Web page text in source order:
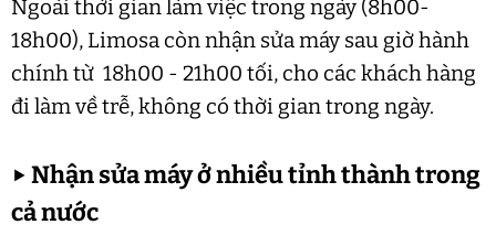
Ngoài thời gian làm việc trong ngày (8h00-
18h00), Limosa còn nhận sửa máy sau giờ hành
chính từ 18h00 - 21h00 tối, cho các khách hàng
đi làm về trễ, không có thời gian trong ngày.
▶Nhận sửa máy ở nhiều tỉnh thành trong
cả nước